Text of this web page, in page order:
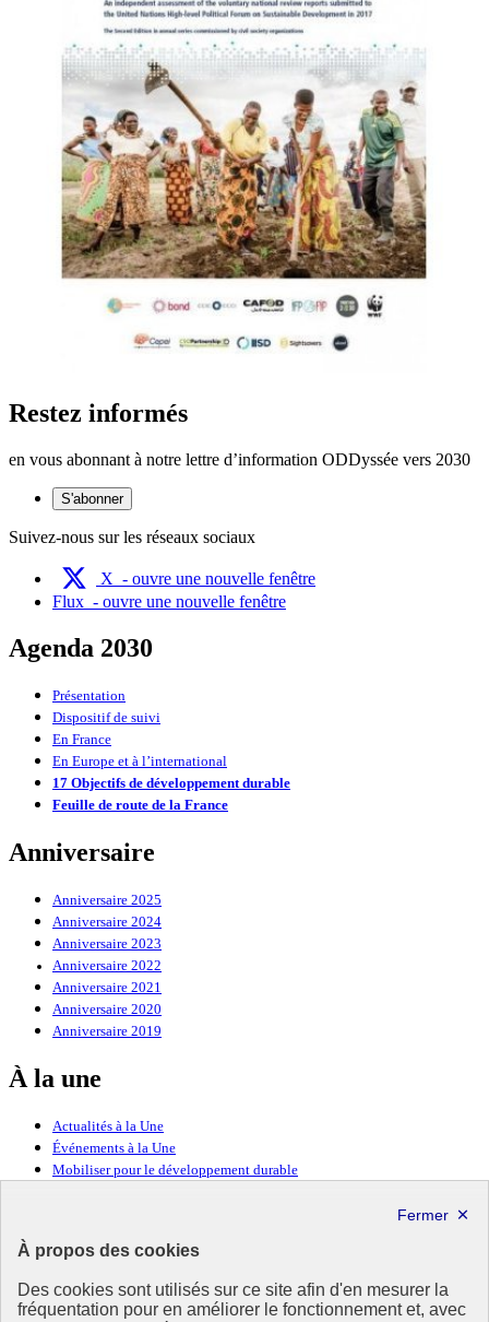
À propos des cookies
Des cookies sont utilisés sur ce site afin d'en mesurer la
fréquentation pour en améliorer le fonctionnement et, avec
Restez informés
en vous abonnant à notre lettre d’information ODDyssée vers 2030
S'abonner
Suivez-nous sur les réseaux sociaux
X - ouvre une nouvelle fenêtre
Flux - ouvre une nouvelle fenêtre
Agenda 2030
Présentation
Dispositif de suivi
En France
En Europe et à l’international
17 Objectifs de développement durable
Feuille de route de la France
Anniversaire
Anniversaire 2025
Anniversaire 2024
Anniversaire 2023
Anniversaire 2022
Anniversaire 2021
Anniversaire 2020
Anniversaire 2019
À la une
Actualités à la Une
Événements à la Une
Mobiliser pour le développement durable
Ressources
Ressources